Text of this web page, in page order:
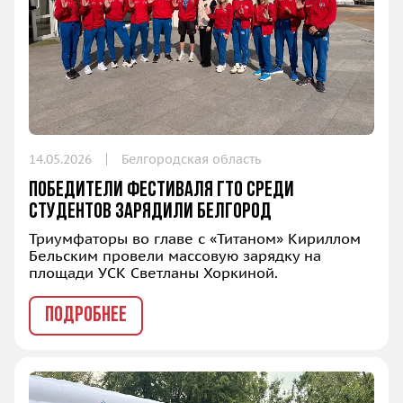
14.05.2026 Белгородская область
Победители Фестиваля ГТО среди
студентов зарядили Белгород
Триумфаторы во главе с «Титаном» Кириллом
Бельским провели массовую зарядку на
площади УСК Светланы Хоркиной.
ПОДРОБНЕЕ